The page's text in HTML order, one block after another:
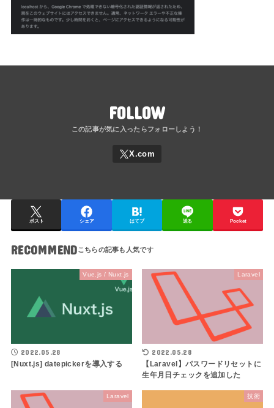
FOLLOW
ポスト シェア はてブ 送る Pocket
RECOMMEND
Vue.js / Nuxt.js
2022.05.28
[Nuxt.js] datepickerを導入する
Laravel
2022.05.28
【Laravel】パスワードリセットに
生年月日チェックを追加した
Laravel 技術